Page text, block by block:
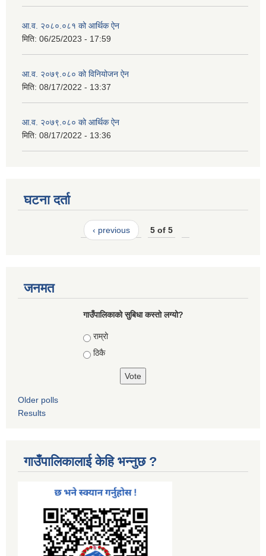
आ.व. २०८०.०८१ को आर्थिक ऐन
मिति: 06/25/2023 - 17:59
आ.व. २०७९.०८० को विनियोजन ऐन
मिति: 08/17/2022 - 13:37
आ.व. २०७९.०८० को आर्थिक ऐन
मिति: 08/17/2022 - 13:36
घटना दर्ता
‹ previous 5 of 5
जनमत
गाउँपालिकाको सुबिधा कस्तो लग्यो?
Choices
राम्रो
ठिकै
Older polls
Results
गाउँपालिकालाई केहि भन्नुछ ?